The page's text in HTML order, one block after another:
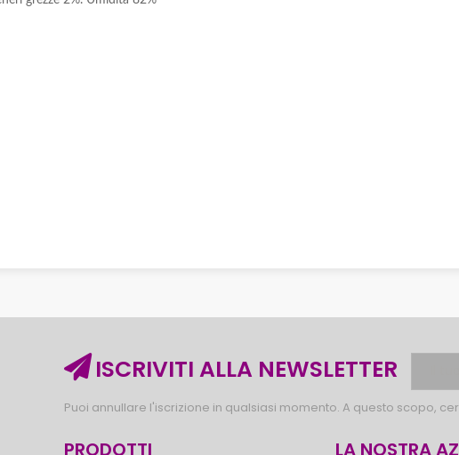
ISCRIVITI ALLA NEWSLETTER
Puoi annullare l'iscrizione in qualsiasi momento. A questo scopo,
PRODOTTI LA NOSTRA